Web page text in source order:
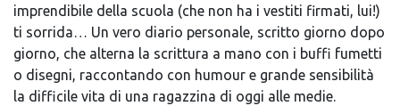
imprendibile della scuola (che non ha i vestiti firmati, lui!)
ti sorrida… Un vero diario personale, scritto giorno dopo
giorno, che alterna la scrittura a mano con i buffi fumetti
o disegni, raccontando con humour e grande sensibilità
la difficile vita di una ragazzina di oggi alle medie.